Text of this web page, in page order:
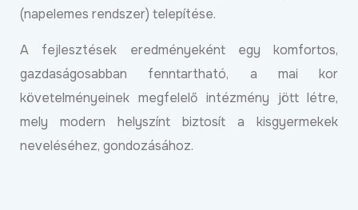
(napelemes rendszer) telepítése.
A fejlesztések eredményeként egy komfortos,
gazdaságosabban fenntartható, a mai kor
követelményeinek megfelelő intézmény jött létre,
mely modern helyszínt biztosít a kisgyermekek
neveléséhez, gondozásához.